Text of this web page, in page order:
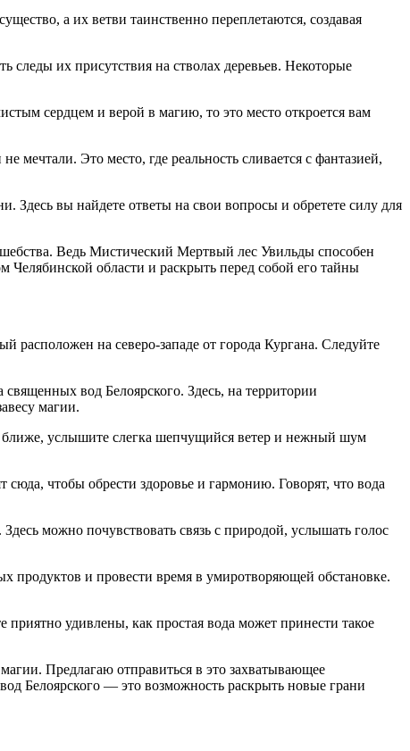
а их ветви таинственно переплетаются, создавая
следы их присутствия на стволах деревьев. Некоторые
сердцем и верой в магию, то это место откроется вам
Это место, где реальность сливается с фантазией,
вы найдете ответы на свои вопросы и обретете силу для
Ведь Мистический Мертвый лес Увильды способен
области и раскрыть перед собой его тайны
расположен на северо-западе от города Кургана. Следуйте
вод Белоярского. Здесь, на территории
магии.
ближе, услышите слегка шепчущийся ветер и нежный шум
чтобы обрести здоровье и гармонию. Говорят, что вода
можно почувствовать связь с природой, услышать голос
продуктов и провести время в умиротворяющей обстановке.
удивлены, как простая вода может принести такое
Предлагаю отправиться в это захватывающее
Белоярского — это возможность раскрыть новые грани